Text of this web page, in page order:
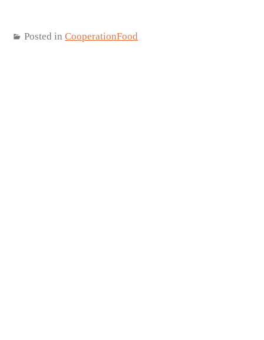
Posted in CooperationFood